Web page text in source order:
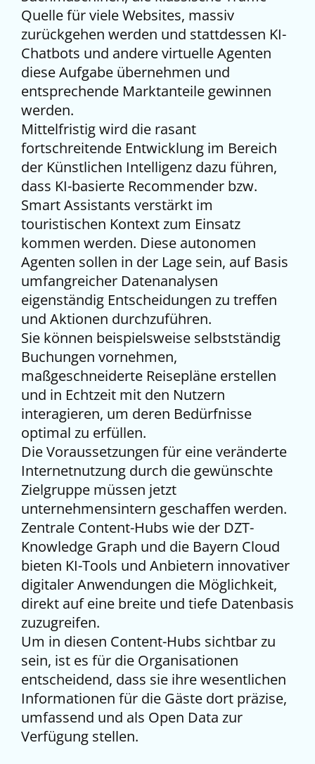
Quelle für viele Websites, massiv
zurückgehen werden und stattdessen KI-
Chatbots und andere virtuelle Agenten
diese Aufgabe übernehmen und
entsprechende Marktanteile gewinnen
werden.
Mittelfristig wird die rasant
fortschreitende Entwicklung im Bereich
der Künstlichen Intelligenz dazu führen,
dass KI-basierte Recommender bzw.
Smart Assistants verstärkt im
touristischen Kontext zum Einsatz
kommen werden. Diese autonomen
Agenten sollen in der Lage sein, auf Basis
umfangreicher Datenanalysen
eigenständig Entscheidungen zu treffen
und Aktionen durchzuführen.
Sie können beispielsweise selbstständig
Buchungen vornehmen,
maßgeschneiderte Reisepläne erstellen
und in Echtzeit mit den Nutzern
interagieren, um deren Bedürfnisse
optimal zu erfüllen.
Die Voraussetzungen für eine veränderte
Internetnutzung durch die gewünschte
Zielgruppe müssen jetzt
unternehmensintern geschaffen werden.
Zentrale Content-Hubs wie der DZT-
Knowledge Graph und die Bayern Cloud
bieten KI-Tools und Anbietern innovativer
digitaler Anwendungen die Möglichkeit,
direkt auf eine breite und tiefe Datenbasis
zuzugreifen.
Um in diesen Content-Hubs sichtbar zu
sein, ist es für die Organisationen
entscheidend, dass sie ihre wesentlichen
Informationen für die Gäste dort präzise,
umfassend und als Open Data zur
Verfügung stellen.